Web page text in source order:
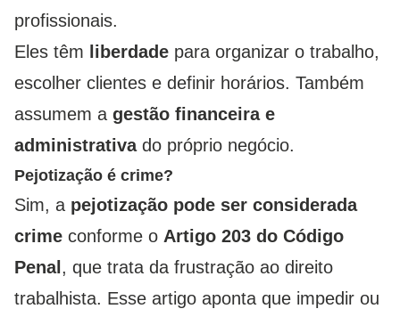
profissionais.
Eles têm
liberdade para organizar o trabalho,
escolher clientes e definir horários. Também
assumem a gestão financeira e
administrativado próprio negócio.
Pejotização é crime?
Sim, a pejotização pode ser considerada
crime conforme o Artigo 203 do Código
Penal , que trata da frustração ao direito
trabalhista. Esse artigo aponta que impedir ou